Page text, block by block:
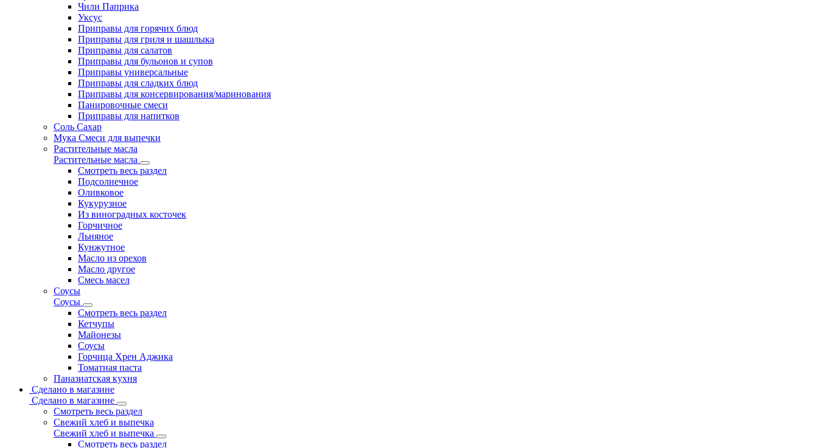
Чили Паприка
Уксус
Приправы для горячих блюд
Приправы для гриля и шашлыка
Приправы для салатов
Приправы для бульонов и супов
Приправы универсальные
Приправы для сладких блюд
Приправы для консервирования/маринования
Панировочные смеси
Приправы для напитков
Соль Сахар
Мука Смеси для выпечки
Растительные масла
Растительные масла
Смотреть весь раздел
Подсолнечное
Оливковое
Кукурузное
Из виноградных косточек
Горчичное
Льняное
Кунжутное
Масло из орехов
Масло другое
Смесь масел
Соусы
Соусы
Смотреть весь раздел
Кетчупы
Майонезы
Соусы
Горчица Хрен Аджика
Томатная паста
Паназиатская кухня
Сделано в магазине
Сделано в магазине
Смотреть весь раздел
Свежий хлеб и выпечка
Свежий хлеб и выпечка
Смотреть весь раздел